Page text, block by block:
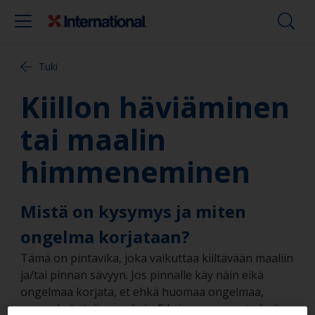
Tuki
Kiillon häviäminen
tai maalin
himmeneminen
Mistä on kysymys ja miten
ongelma korjataan?
Tämä on pintavika, joka vaikuttaa kiiltävään maaliin
ja/tai pinnan sävyyn. Jos pinnalle käy näin eikä
ongelmaa korjata, et ehkä huomaa ongelmaa,
ennen kuin työ on valmis. Siksi se on parasta hoitaa